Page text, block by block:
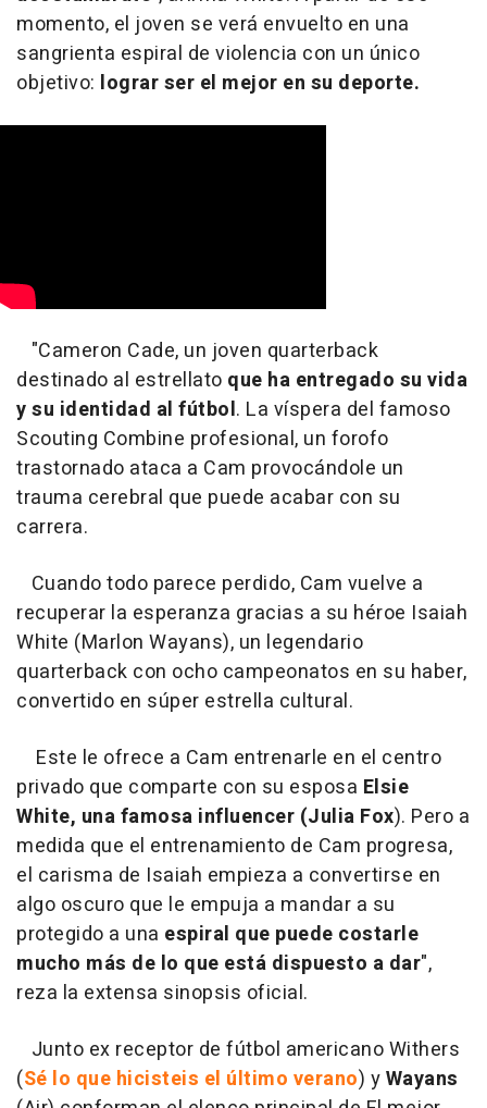
momento, el joven se verá envuelto en una
sangrienta espiral de violencia con un único
objetivo: lograr ser el mejor en su deporte.
"Cameron Cade, un joven quarterback
destinado al estrellato que ha entregado su vida
y su identidad al fútbol. La víspera del famoso
Scouting Combine profesional, un forofo
trastornado ataca a Cam provocándole un
trauma cerebral que puede acabar con su
carrera.
Cuando todo parece perdido, Cam vuelve a
recuperar la esperanza gracias a su héroe Isaiah
White (Marlon Wayans), un legendario
quarterback con ocho campeonatos en su haber,
convertido en súper estrella cultural.
Este le ofrece a Cam entrenarle en el centro
privado que comparte con su esposa Elsie
White, una famosa influencer (Julia Fox). Pero a
medida que el entrenamiento de Cam progresa,
el carisma de Isaiah empieza a convertirse en
algo oscuro que le empuja a mandar a su
protegido a una espiral que puede costarle
mucho más de lo que está dispuesto a dar",
reza la extensa sinopsis oficial.
Junto ex receptor de fútbol americano Withers
(Sé lo que hicisteis el último verano) yWayans